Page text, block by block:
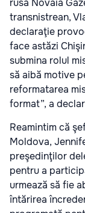
rusă Novaia
transnistrean,
declaraţie
face astăzi
submina rolul
să aibă motive
reformatarea
format”, a
Reamintim că
Moldova,
preşedinţilor
pentru a
urmează să fie
întărirea